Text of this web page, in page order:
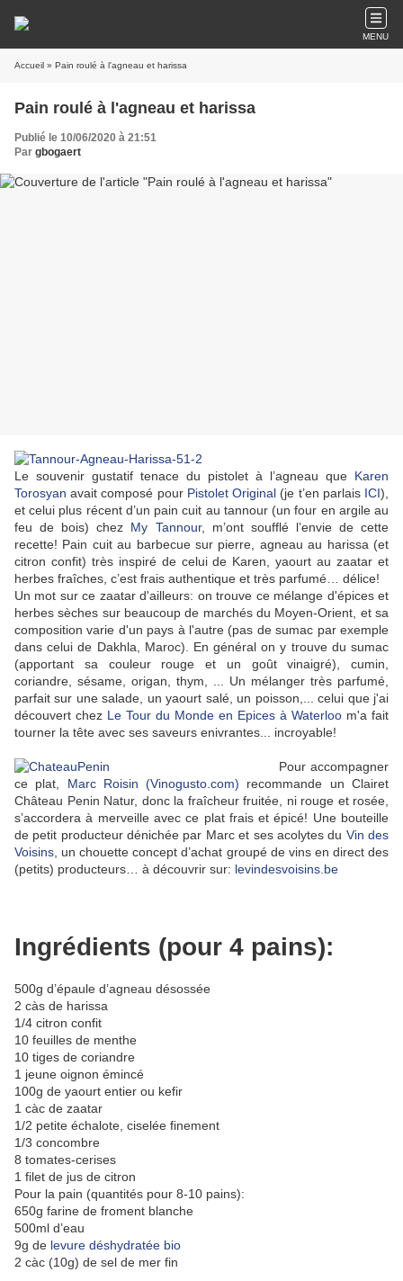
MENU
Accueil » Pain roulé à l'agneau et harissa
Pain roulé à l'agneau et harissa
Publié le 10/06/2020 à 21:51
Par gbogaert
Le souvenir gustatif tenace du pistolet à l’agneau que Karen
Torosyan avait composé pour Pistolet Original (je t’en parlais ICI),
et celui plus récent d’un pain cuit au tannour (un four en argile au
feu de bois) chez My Tannour, m’ont soufflé l’envie de cette
recette! Pain cuit au barbecue sur pierre, agneau au harissa (et
citron confit) très inspiré de celui de Karen , yaourt au zaatar et
herbes fraîches, c’est frais authentique et très parfumé… délice!
Un mot sur ce zaatar d'ailleurs: on trouve ce mélange d'épices et
herbes sèches sur beaucoup de marchés du Moyen-Orient, et sa
composition varie d'un pays à l'autre (pas de sumac par exemple
dans celui de Dakhla, Maroc). En général on y trouve du sumac
(apportant sa couleur rouge et un goût vinaigré), cumin,
coriandre, sésame, origan, thym, ... Un mélanger très parfumé,
parfait sur une salade, un yaourt salé, un poisson,... celui que j'ai
découvert chez Le Tour du Monde en Epices à Waterloo m'a fait
tourner la tête avec ses saveurs enivrantes... incroyable!
Pour accompagner
ce plat, Marc Roisin (Vinogusto.com) recommande un Clairet
Château Penin Natur, donc la fraîcheur fruitée, ni rouge et rosée,
s’accordera à merveille avec ce plat frais et épicé! Une bouteille
de petit producteur dénichée par Marc et ses acolytes du Vin des
Voisins , un chouette concept d’achat groupé de vins en direct des
(petits) producteurs… à découvrir sur: levindesvoisins.be
Ingrédients (pour 4 pains):
500g d’épaule d’agneau désossée
2 càs de harissa
1/4 citron confit
10 feuilles de menthe
10 tiges de coriandre
1 jeune oignon émincé
100g de yaourt entier ou kefir
1 càc de zaatar
1/2 petite échalote, ciselée finement
1/3 concombre
8 tomates-cerises
1 filet de jus de citron
Pour la pain (quantités pour 8-10 pains):
650g farine de froment blanche
500ml d’eau
9g de levure déshydratée bio
2 càc (10g) de sel de mer fin